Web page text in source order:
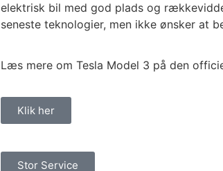
elektrisk bil med god plads og
seneste teknologier, men ikke ønsker at
Læs mere om Tesla Model 3 på den
Klik her
Stor Service